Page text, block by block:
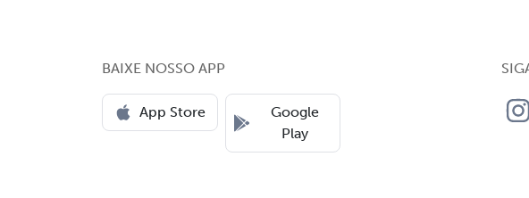
BAIXE NOSSO APP
App Store
Google
Play